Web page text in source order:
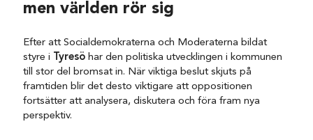
men världen rör sig
Efter att Socialdemokraterna och Moderaterna bildat
styre i
Tyresö har den politiska utvecklingen i kommunen
till stor del bromsat in. När viktiga beslut skjuts på
framtiden blir det desto viktigare att oppositionen
fortsätter att analysera, diskutera och föra fram nya
perspektiv.